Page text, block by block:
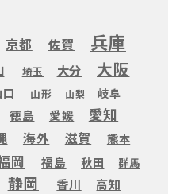
京都 佐賀 兵庫
埼玉 大分 大阪
山形 山梨
岐阜
徳島 愛媛 愛知
海外 滋賀
熊本
岡 福島 秋田 群馬
静岡 香川 高知